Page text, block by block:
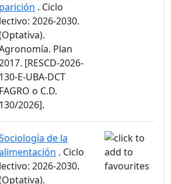
parición . Ciclo
lectivo: 2026-2030.
Plan
[RESCD-2026-
130-E-UBA-DCT
FAGRO o C.D.
130/2026].
de la
. Ciclo
lectivo: 2026-2030.